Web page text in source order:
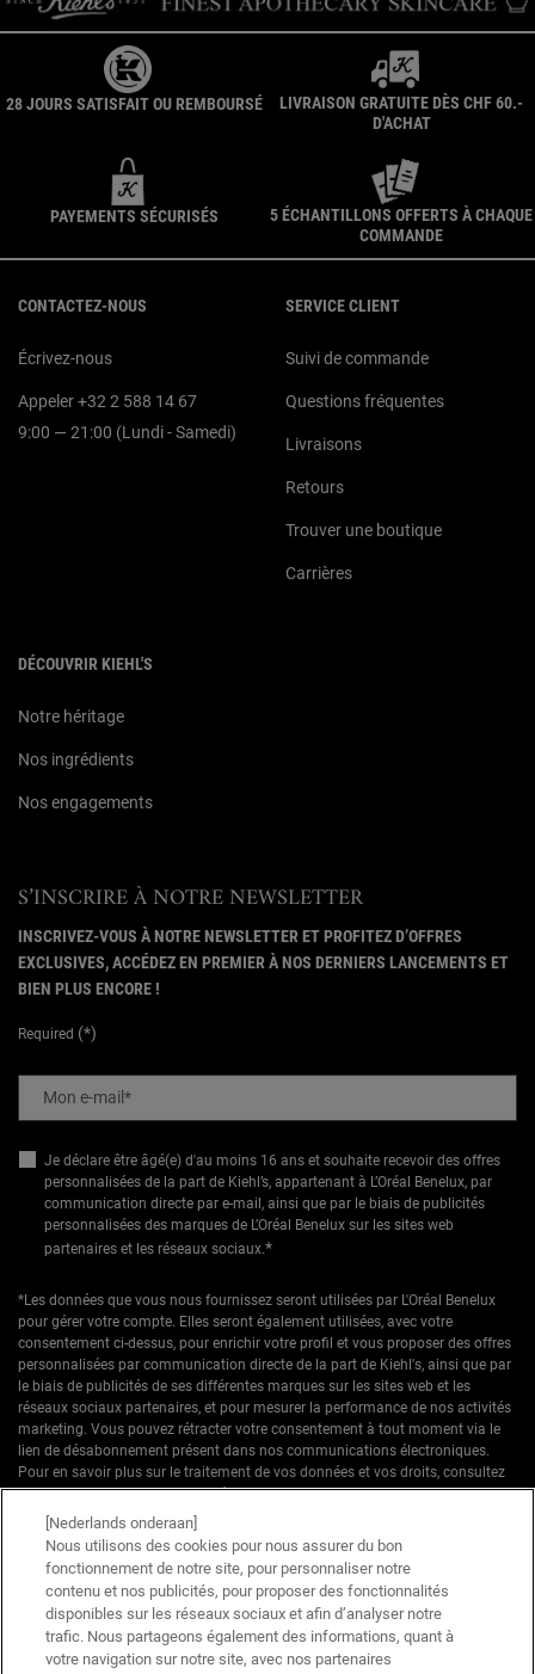
28 JOURS SATISFAIT OU REMBOURSÉ
LIVRAISON GRATUITE DÈS CHF 60.-
D'ACHAT
PAYEMENTS SÉCURISÉS
5 ÉCHANTILLONS OFFERTS À CHAQUE
COMMANDE
CONTACTEZ-NOUS
Écrivez-nous
Appeler +32 2 588 14 67
9:00 — 21:00 (Lundi - Samedi)
SERVICE CLIENT
Suivi de commande
Questions fréquentes
Livraisons
Retours
Trouver une boutique
Carrières
DÉCOUVRIR KIEHL'S
Notre héritage
Nos ingrédients
Nos engagements
S’INSCRIRE À NOTRE NEWSLETTER
INSCRIVEZ-VOUS À NOTRE NEWSLETTER ET PROFITEZ D’OFFRES
EXCLUSIVES, ACCÉDEZ EN PREMIER À NOS DERNIERS LANCEMENTS ET
BIEN PLUS ENCORE !
Required (*)
Mon e-mail*
Je déclare être âgé(e) d'au moins 16 ans et souhaite recevoir des offres
personnalisées de la part de Kiehl’s, appartenant à L’Oréal Benelux, par
communication directe par e-mail, ainsi que par le biais de publicités
personnalisées des marques de L’Oréal Benelux sur les sites web
partenaires et les réseaux sociaux.*
*Les données que vous nous fournissez seront utilisées par L'Oréal Benelux
pour gérer votre compte. Elles seront également utilisées, avec votre
consentement ci-dessus, pour enrichir votre profil et vous proposer des offres
personnalisées par communication directe de la part de Kiehl's, ainsi que par
le biais de publicités de ses différentes marques sur les sites web et les
réseaux sociaux partenaires, et pour mesurer la performance de nos activités
marketing. Vous pouvez rétracter votre consentement à tout moment via le
lien de désabonnement présent dans nos communications électroniques.
Pour en savoir plus sur le traitement de vos données et vos droits, consultez
notrePolitique de confidentialité.
* Offre de bienvenue valable pour une première commande. Non cumulable
avec d'autres offres ou promotions en cours, mais cumulable avec les offres
'Cadeau avec achat' . Utilisation limitée à une seule fois par client. Non
applicable sur les éditions limitées & ensembles.
Ce site est protégé par Cloudflare et la politique de confidentialité et les conditions
[Nederlands onderaan]
Nous utilisons des cookies pour nous assurer du bon
fonctionnement de notre site, pour personnaliser notre
contenu et nos publicités, pour proposer des fonctionnalités
disponibles sur les réseaux sociaux et afin d’analyser notre
trafic. Nous partageons également des informations, quant à
votre navigation sur notre site, avec nos partenaires